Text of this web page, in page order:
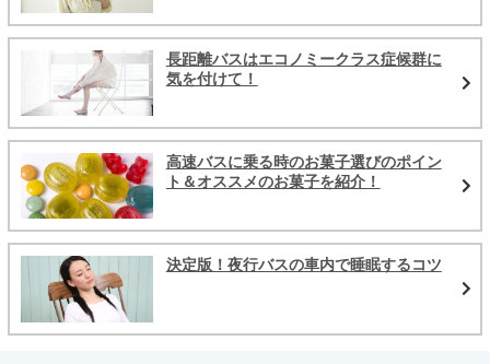
長距離バスはエコノミークラス症候群に
気を付けて！
高速バスに乗る時のお菓子選びのポイン
ト＆オススメのお菓子を紹介！
決定版！夜行バスの車内で睡眠するコツ